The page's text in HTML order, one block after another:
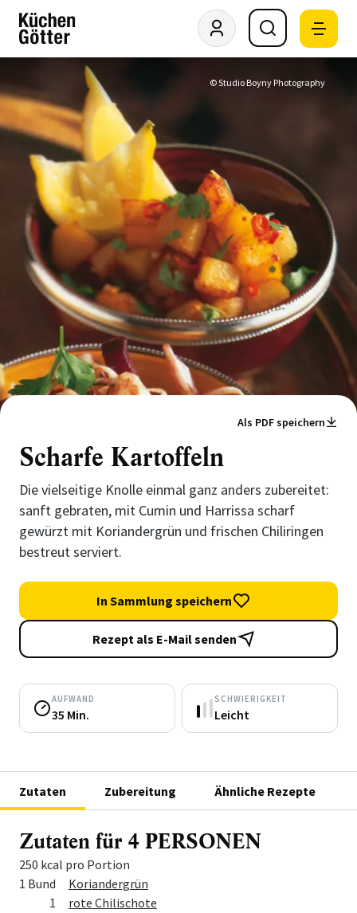
© Studio Boyny Photography
Als PDF speichern
Scharfe Kartoffeln
Die vielseitige Knolle einmal ganz anders zubereitet:
sanft gebraten, mit Cumin und Harrissa scharf
gewürzt mit Koriandergrün und frischen Chiliringen
bestreut serviert.
In Sammlung speichern
Rezept als E-Mail senden
AUFWAND
35 Min.
SCHWIERIGKEIT
Leicht
Zutaten Zubereitung Ähnliche Rezepte
Zutaten für 4 PERSONEN
250 kcal pro Portion
Menge Zutat
1 Bund
Koriandergrün
1
rote Chilischote